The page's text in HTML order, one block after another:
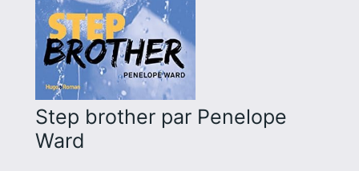
Step brother par Penelope
Ward